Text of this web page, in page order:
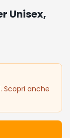
Unisex,
Scopri anche